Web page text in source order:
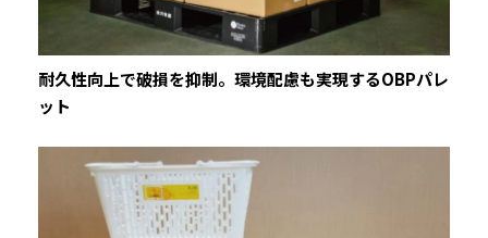
耐久性向上で破損を抑制。環境配慮も実現するOBPパレ
ット